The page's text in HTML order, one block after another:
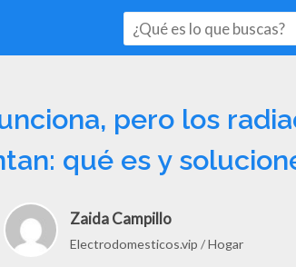
pero los
qué es y
Zaida Campillo
Electrodomesticos.vip Hogar